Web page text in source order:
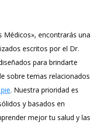
Médicos», encontrarás una
escritos por el Dr.
para brindarte
sobre temas relacionados
. Nuestra prioridad es
y basados en
mejor tu salud y las